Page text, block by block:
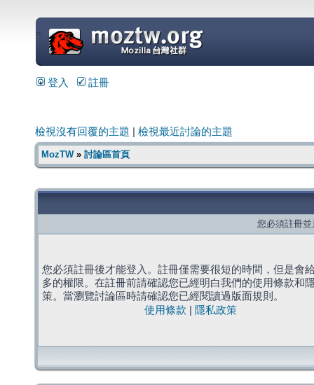
=
登入 註冊
檢視沒有回覆的主題 檢視最近討論的主題
MozTW» 討論區首頁
您必須註冊
您必須註冊後才能登入。註冊僅需要很短的時間，但是會
多的權限。在註冊前請確認您已經明白我們的使用條款和
策。當瀏覽討論區時請確認您已經閱讀過版面規則。
使用條款
隱私政策